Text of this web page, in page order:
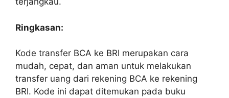
Ringkasan:
Kode transfer BCA ke BRI merupakan cara
mudah, cepat, dan aman untuk melakukan
transfer uang dari rekening BCA ke rekening
BRI. Kode ini dapat ditemukan pada buku